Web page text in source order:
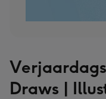
Draws |